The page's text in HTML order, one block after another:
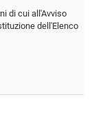
di cui all'Avviso
dell'Elenco